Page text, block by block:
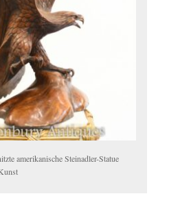
amerikanische Steinadler-Statue